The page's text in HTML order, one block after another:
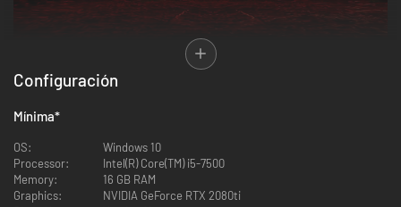
Configuración
Mínima*
OS:
Windows 10
Processor:
Intel(R) Core(TM) i5-7500
Memory:
16 GB RAM
Graphics:
NVIDIA GeForce RTX 2080ti